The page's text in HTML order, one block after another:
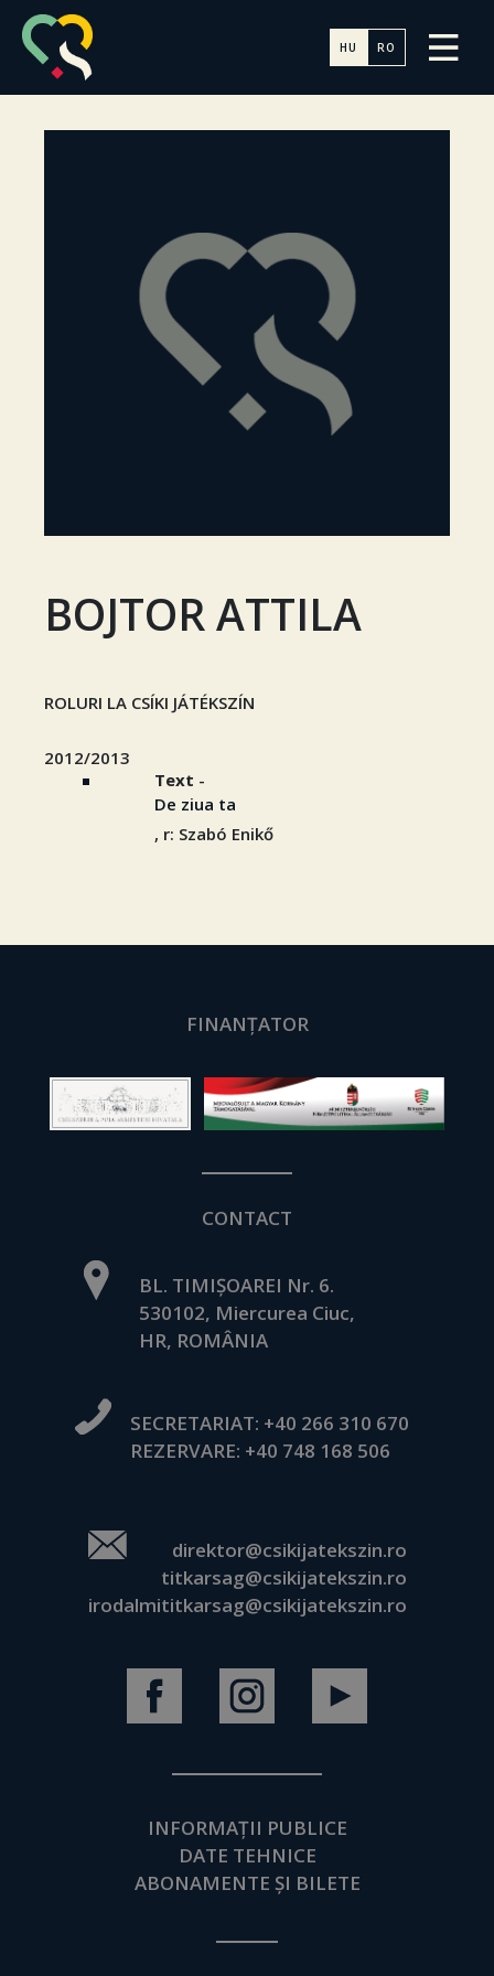
HU RO
BOJTOR ATTILA
ROLURI LA CSÍKI JÁTÉKSZÍN
2012/2013
Text -
De ziua ta
, r: Szabó Enikő
FINANȚATOR
CONTACT
BL. TIMIȘOAREI Nr. 6.
530102, Miercurea Ciuc,
HR, ROMÂNIA
SECRETARIAT: +40 266 310 670
REZERVARE: +40 748 168 506
direktor@csikijatekszin.ro
titkarsag@csikijatekszin.ro
irodalmititkarsag@csikijatekszin.ro
INFORMAȚII PUBLICE
DATE TEHNICE
ABONAMENTE ȘI BILETE